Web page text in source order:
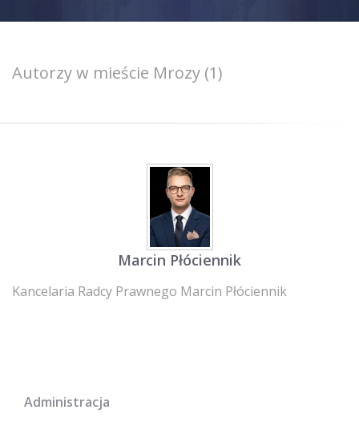
Autorzy w mieście Mrozy (1)
Marcin Płóciennik
Kancelaria Radcy Prawnego Marcin Płóciennik
Administracja